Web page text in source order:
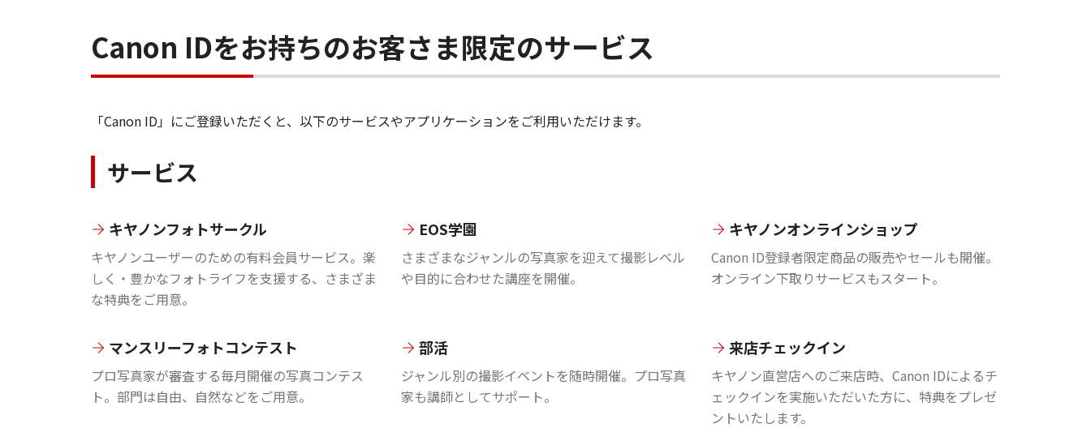
Canon IDをお持ちのお客さま限定のサービス
「Canon ID」にご登録いただくと、以下のサービスやアプリケーションをご利用いただけます。
サービス
キヤノンフォトサークル
キヤノンユーザーのための有料会員サービス。楽
しく・豊かなフォトライフを支援する、さまざま
な特典をご用意。
EOS学園
さまざまなジャンルの写真家を迎えて撮影レベル
や目的に合わせた講座を開催。
キヤノンオンラインショップ
Canon ID登録者限定商品の販売やセールも開催。
オンライン下取りサービスもスタート。
マンスリーフォトコンテスト
プロ写真家が審査する毎月開催の写真コンテス
ト。部門は自由、自然などをご用意。
部活
ジャンル別の撮影イベントを随時開催。プロ写真
家も講師としてサポート。
来店チェックイン
キヤノン直営店へのご来店時、Canon IDによるチ
ェックインを実施いただいた方に、特典をプレゼ
ントいたします。